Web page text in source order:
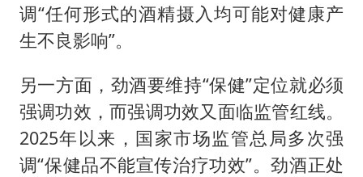
调“任何形式的酒精摄入均可能对健康产
生不良影响”。
另一方面，劲酒要维持“保健”定位就必须
强调功效，而强调功效又面临监管红线。
2025年以来，国家市场监管总局多次强
调“保健品不能宣传治疗功效”。劲酒正处